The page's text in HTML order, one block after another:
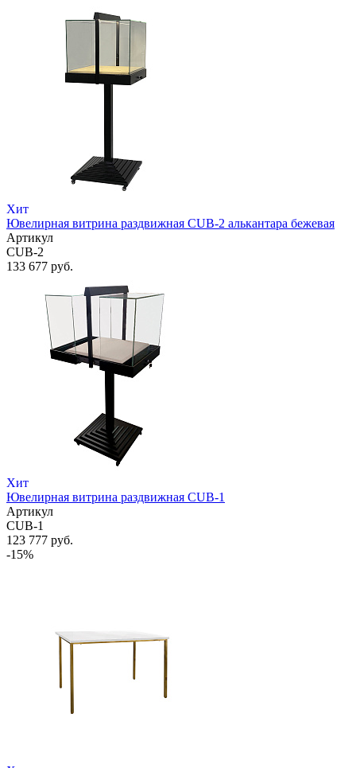
Хит
Ювелирная витрина раздвижная CUB-2 алькантара бежевая
Артикул
CUB-2
133 677 руб.
Хит
Ювелирная витрина раздвижная CUB-1
Артикул
CUB-1
123 777 руб.
-15%